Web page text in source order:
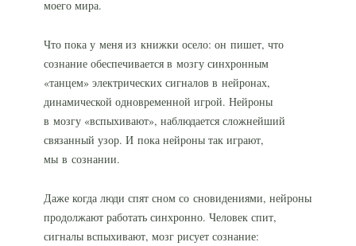
моего мира.
Что пока у меня из книжки осело: он пишет, что
сознание обеспечивается в мозгу синхронным
«танцем» электрических сигналов в нейронах,
динамической одновременной игрой. Нейроны
в мозгу «вспыхивают», наблюдается сложнейший
связанный узор. И пока нейроны так играют,
мы в сознании.
Даже когда люди спят сном со сновидениями, нейроны
продолжают работать синхронно. Человек спит,
сигналы вспыхивают, мозг рисует сознание: